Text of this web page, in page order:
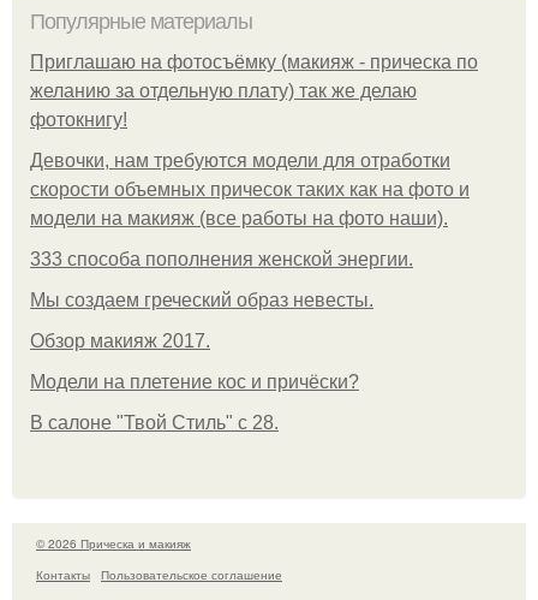
Популярные материалы
Приглашаю на фотосъёмку (макияж - прическа по
желанию за отдельную плату) так же делаю
фотокнигу!
Девочки, нам требуются модели для отработки
скорости объемных причесок таких как на фото и
модели на макияж (все работы на фото наши).
333 способа пополнения женской энергии.
Мы создаем греческий образ невесты.
Обзор макияж 2017.
Модели на плетение кос и причёски?
В салоне "Твой Стиль" с 28.
© 2026 Прическа и макияж
Контакты
Пользовательское соглашение